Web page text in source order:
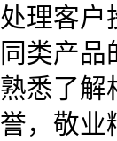
处理客户
同类产
熟悉了解
誉，敬业